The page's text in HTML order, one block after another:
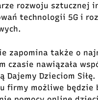
rozwoju sztucznej
technologii 5G i
zapomina także o
czasie nawiązała
Dajemy Dzieciom
firmy możliwe będzie